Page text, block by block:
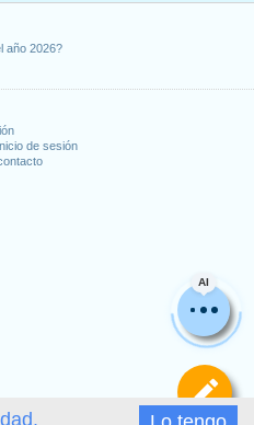
año 2026?
de sesión
AI